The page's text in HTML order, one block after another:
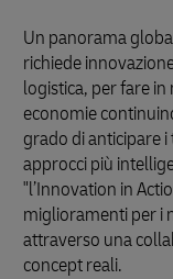
Un panorama
richiede
logistica, per fare
economie
grado di anticipare
approcci più
"l’Innovation in
miglioramenti per i
attraverso una
concept reali.